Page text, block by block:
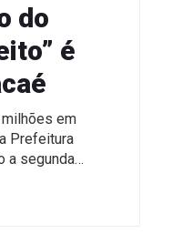
do
é
em
Prefeitura
a segunda…